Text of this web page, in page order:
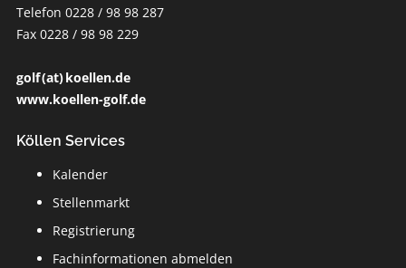
Telefon 0228 / 98 98 287
Fax 0228 / 98 98 229
golf (at) koellen.de
www.koellen-golf.de
Köllen Services
Kalender
Stellenmarkt
Registrierung
Fachinformationen abmelden